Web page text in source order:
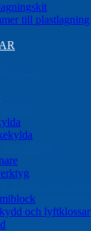
till plastlagning
och lyftklossar